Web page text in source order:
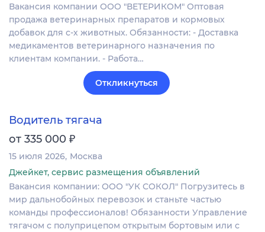
Вакансия компании ООО "ВЕТЕРИКОМ" Оптовая
продажа ветеринарных препаратов и кормовых
добавок для с-х животных. Обязанности: - Доставка
медикаментов ветеринарного назначения по
клиентам компании. - Работа…
Откликнуться
Водитель тягача
от 335 000 ₽
15 июля 2026 Москва
Джейкет, сервис размещения объявлений
Вакансия компании: ООО "УК СОКОЛ" Погрузитесь в
мир дальнобойных перевозок и станьте частью
команды профессионалов! Обязанности Управление
тягачом с полуприцепом открытым бортовым или с